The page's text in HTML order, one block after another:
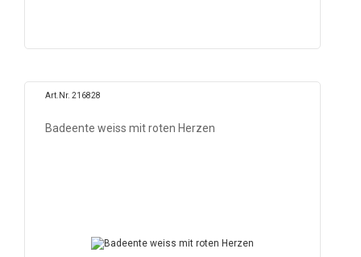
Art.Nr. 216828
Badeente weiss mit roten Herzen